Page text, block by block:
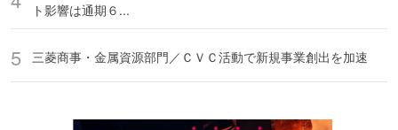
ト影響は通期６...
三菱商事・金属資源部門／ＣＶＣ活動で新規事業創出を加速